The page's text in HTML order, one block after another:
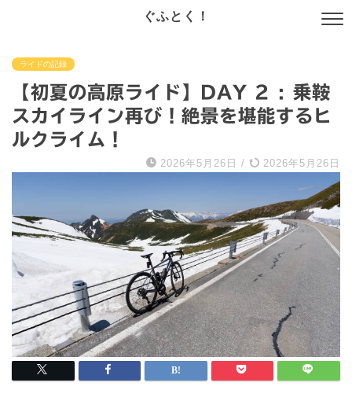
ぐふとく！
ライドの記録
【初夏の高原ライド】DAY 2 : 乗鞍
スカイライン再び！絶景を堪能するヒ
ルクライム！
2026年5月26日 / 2026年5月26日